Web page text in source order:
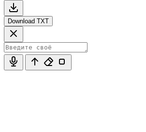
Download TXT